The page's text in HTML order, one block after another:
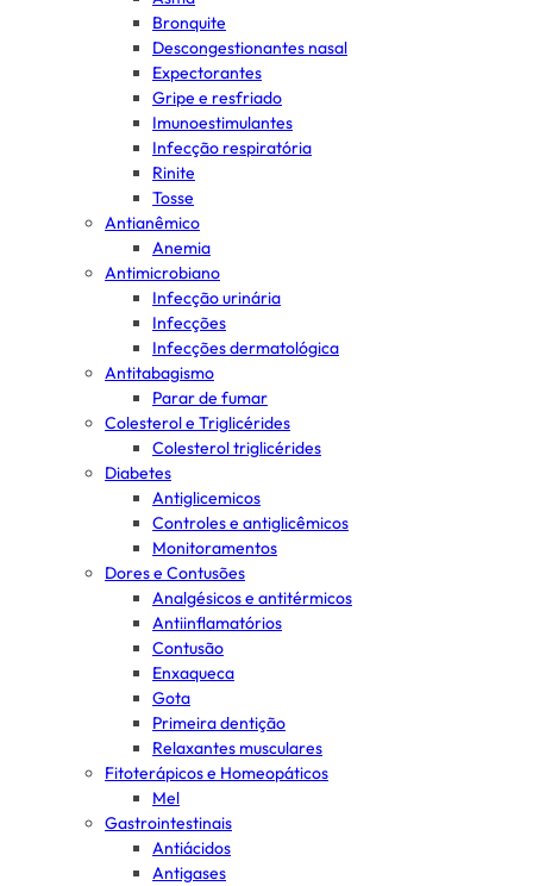
Bronquite
Descongestionantes nasal
Expectorantes
Gripe e resfriado
Imunoestimulantes
Infecção respiratória
Rinite
Tosse
Antianêmico
Anemia
Antimicrobiano
Infecção urinária
Infecções
Infecções dermatológica
Antitabagismo
Parar de fumar
Colesterol e Triglicérides
Colesterol triglicérides
Diabetes
Antiglicemicos
Controles e antiglicêmicos
Monitoramentos
Dores e Contusões
Analgésicos e antitérmicos
Antiinflamatórios
Contusão
Enxaqueca
Gota
Primeira dentição
Relaxantes musculares
Fitoterápicos e Homeopáticos
Mel
Gastrointestinais
Antiácidos
Antigases